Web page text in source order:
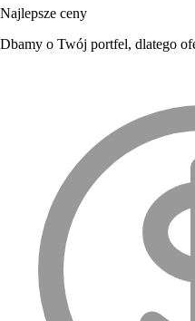
Najlepsze ceny
Dbamy o Twój portfel, dlatego